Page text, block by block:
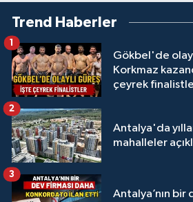
Trend Haberler
Gökbel'de
Korkmaz
çeyrek
1
Antalya'da
mahalleler
2
Antalya’nın bir
3